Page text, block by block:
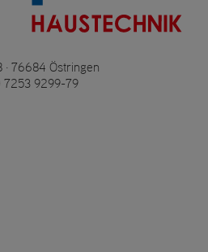
· 76684 Östringen
7253 9299-79